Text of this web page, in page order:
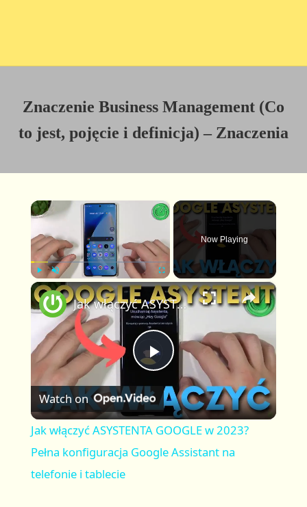
Znaczenie Business Management (Co
to jest, pojęcie i definicja) – Znaczenia
×
P
l n
m
u
l
l
c
e
e
n
Now Playing
×
P
l
a
Jak włączyć ASYSTENTA GOOGLE w 2023? Pełna konfiguracja Google Assistant na telefonie i tablecie
Watch on
Jak włączyć ASYSTENTA GOOGLE w 2023?
Pełna konfiguracja Google Assistant na
telefonie i tablecie